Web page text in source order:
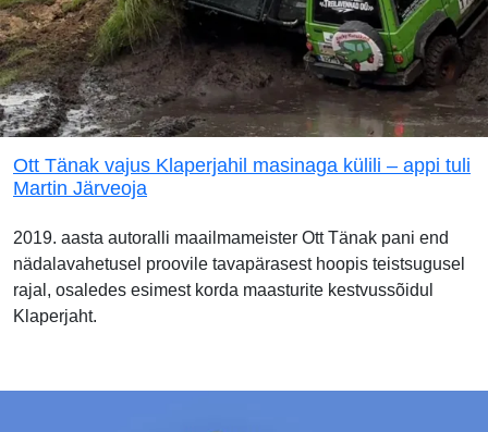
Ott Tänak vajus Klaperjahil masinaga külili – appi tuli
Martin Järveoja
2019. aasta autoralli maailmameister Ott Tänak pani end
nädalavahetusel proovile tavapärasest hoopis teistsugusel
rajal, osaledes esimest korda maasturite kestvussõidul
Klaperjaht.